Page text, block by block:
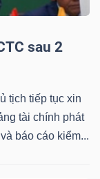
sau 2
tịch tiếp tục xin
tài chính phát
báo cáo kiểm...